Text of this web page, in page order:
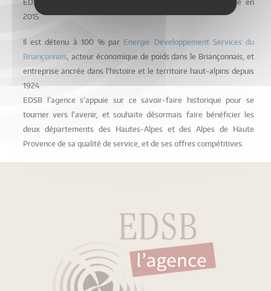
EDSB l’agence est un fournisseur régional d’électricité créé en
2015.
Il est détenu à 100 % par Energie Développement Services du
Briançonnais, acteur économique de poids dans le Briançonnais, et
entreprise ancrée dans l’histoire et le territoire haut-alpins depuis
1924.
EDSB l’agence s’appuie sur ce savoir-faire historique pour se
tourner vers l’avenir, et souhaite désormais faire bénéficier les
deux départements des Hautes-Alpes et des Alpes de Haute
Provence de sa qualité de service, et de ses offres compétitives.